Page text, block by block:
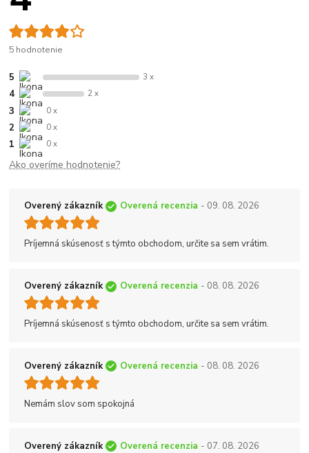
5 hodnotenie
5 3 x
4 2 x
3 0 x
2 0 x
1 0 x
Ako overíme hodnotenie?
Overený zákazník Overená recenzia - 09. 08. 2026
Príjemná skúsenosť s týmto obchodom, určite sa sem vrátim.
Overený zákazník Overená recenzia - 08. 08. 2026
Príjemná skúsenosť s týmto obchodom, určite sa sem vrátim.
Overený zákazník Overená recenzia - 08. 08. 2026
Nemám slov som spokojná
Overený zákazník Overená recenzia - 07. 08. 2026